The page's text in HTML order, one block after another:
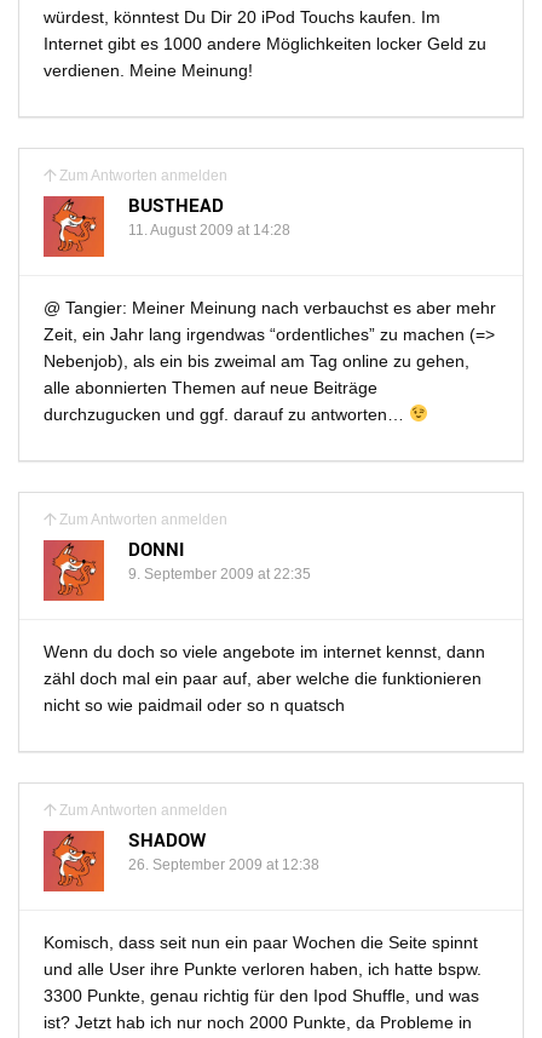
würdest, könntest Du Dir 20 iPod Touchs kaufen. Im
Internet gibt es 1000 andere Möglichkeiten locker Geld zu
verdienen. Meine Meinung!
Zum Antworten anmelden
BUSTHEAD
11. August 2009 at 14:28
@ Tangier: Meiner Meinung nach verbauchst es aber mehr
Zeit, ein Jahr lang irgendwas “ordentliches” zu machen (=>
Nebenjob), als ein bis zweimal am Tag online zu gehen,
alle abonnierten Themen auf neue Beiträge
durchzugucken und ggf. darauf zu antworten…
Zum Antworten anmelden
DONNI
9. September 2009 at 22:35
Wenn du doch so viele angebote im internet kennst, dann
zähl doch mal ein paar auf, aber welche die funktionieren
nicht so wie paidmail oder so n quatsch
Zum Antworten anmelden
SHADOW
26. September 2009 at 12:38
Komisch, dass seit nun ein paar Wochen die Seite spinnt
und alle User ihre Punkte verloren haben, ich hatte bspw.
3300 Punkte, genau richtig für den Ipod Shuffle, und was
ist? Jetzt hab ich nur noch 2000 Punkte, da Probleme in